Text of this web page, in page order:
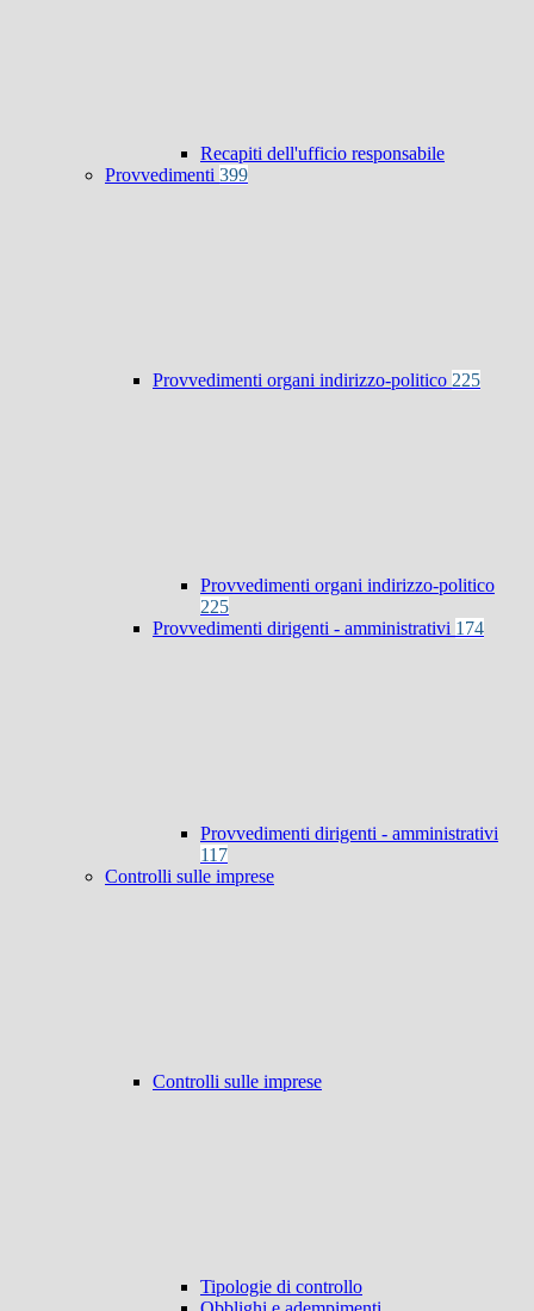
Recapiti dell'ufficio responsabile
Provvedimenti 399
Provvedimenti organi indirizzo-politico 225
Provvedimenti organi indirizzo-politico
225
Provvedimenti dirigenti - amministrativi 174
Provvedimenti dirigenti - amministrativi
117
Controlli sulle imprese
Controlli sulle imprese
Tipologie di controllo